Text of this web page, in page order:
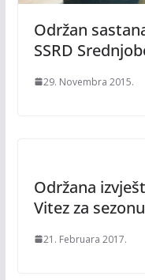
Održan
SSRD
29. Novembra 2015.
Održana
Vitez za
21. Februara 2017.